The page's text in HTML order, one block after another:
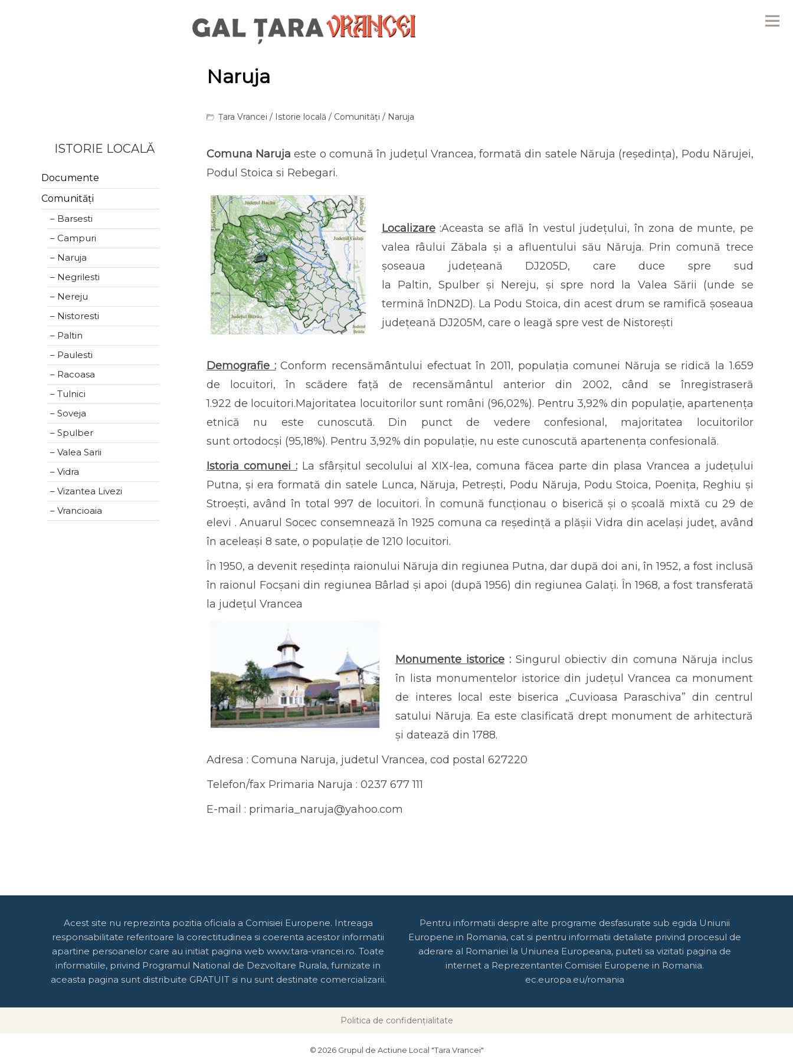
Naruja
Țara Vrancei / Istorie locală / Comunități / Naruja
Comuna Naruja este o comună în județul Vrancea, formată din satele Năruja (reședința), Podu Nărujei,
Podul Stoica si Rebegari.
Localizare:Aceasta se află în vestul județului, în zona de munte, pe
valea râului Zăbala și a afluentului său Năruja. Prin comună trece
șoseaua județeană DJ205D, care duce spre sud
la Paltin, Spulber și Nereju, și spre nord la Valea Sării (unde se
termină înDN2D). La Podu Stoica, din acest drum se ramifică șoseaua
județeană DJ205M, care o leagă spre vest de Nistorești
Demografie :Conform recensământului efectuat în 2011, populația comunei Năruja se ridică la 1.659
de locuitori, în scădere față de recensământul anterior din 2002, când se înregistraseră
1.922 de locuitori.Majoritatea locuitorilor sunt români (96,02%). Pentru 3,92% din populație, apartenența
etnică nu este cunoscută. Din punct de vedere confesional, majoritatea locuitorilor
sunt ortodocși (95,18%). Pentru 3,92% din populație, nu este cunoscută apartenența confesională.
Istoria comunei :La sfârșitul secolului al XIX-lea, comuna făcea parte din plasa Vrancea a județului
Putna, și era formată din satele Lunca, Năruja, Petrești, Podu Năruja, Podu Stoica, Poenița, Reghiu și
Stroești, având în total 997 de locuitori. În comună funcționau o biserică și o școală mixtă cu 29 de
elevi . Anuarul Socec consemnează în 1925 comuna ca reședință a plășii Vidra din același județ, având
în aceleași 8 sate, o populație de 1210 locuitori.
În 1950, a devenit reședința raionului Năruja din regiunea Putna, dar după doi ani, în 1952, a fost inclusă
în raionul Focșani din regiunea Bârlad și apoi (după 1956) din regiunea Galați. În 1968, a fost transferată
la județul Vrancea
Monumente istorice : Singurul obiectiv din comuna Năruja inclus
în lista monumentelor istorice din județul Vrancea ca monument
de interes local este biserica „Cuvioasa Paraschiva” din centrul
satului Năruja. Ea este clasificată drept monument de arhitectură
și datează din 1788.
Adresa : Comuna Naruja, judetul Vrancea, cod postal 627220
Telefon/fax Primaria Naruja : 0237 677 111
E-mail : primaria_naruja@yahoo.com
ISTORIE LOCALĂ
Documente
Comunități
– Barsesti
– Campuri
– Naruja
– Negrilesti
– Nereju
– Nistoresti
– Paltin
– Paulesti
– Racoasa
– Tulnici
– Soveja
– Spulber
– Valea Sarii
– Vidra
– Vizantea Livezi
– Vrancioaia
Acest site nu reprezinta pozitia oficiala a Comisiei Europene. Intreaga
responsabilitate referitoare la corectitudinea si coerenta acestor informatii
apartine persoanelor care au initiat pagina web www.tara-vrancei.ro. Toate
informatiile, privind Programul National de Dezvoltare Rurala, furnizate in
aceasta pagina sunt distribuite GRATUIT si nu sunt destinate comercializarii.
Pentru informatii despre alte programe desfasurate sub egida Uniunii
Europene in Romania, cat si pentru informatii detaliate privind procesul de
aderare al Romaniei la Uniunea Europeana, puteti sa vizitati pagina de
internet a Reprezentantei Comisiei Europene in Romania.
ec.europa.eu/romania
Politica de confidențialitate
© 2026 Grupul de Actiune Local "Tara Vrancei"